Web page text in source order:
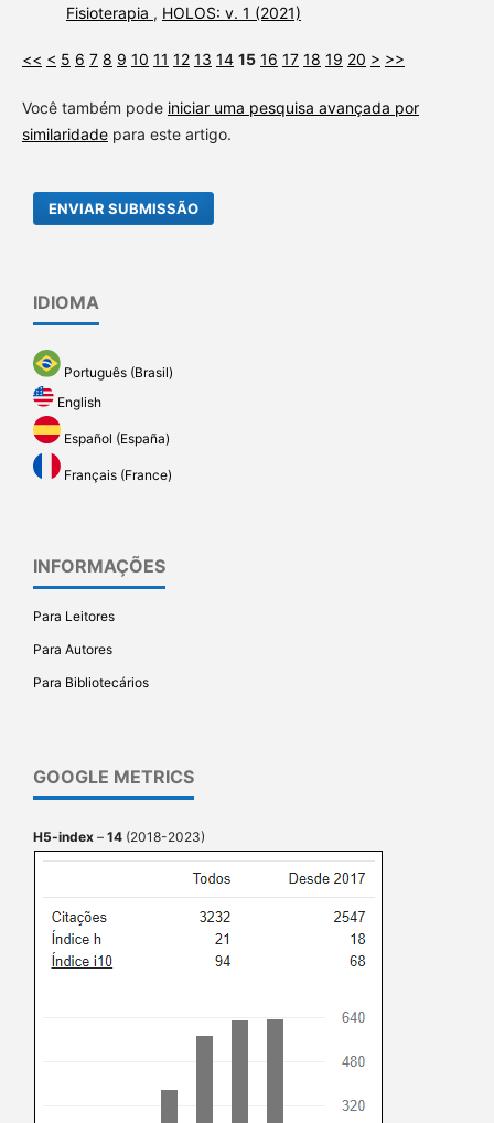
Fisioterapia , HOLOS: v. 1 (2021)
<< < 5 6 7 8 9 10 11 12 13 14 15 16 17 18 19 20 > >>
Você também pode iniciar uma pesquisa avançada por
similaridadepara este artigo.
ENVIAR SUBMISSÃO
IDIOMA
Português (Brasil)
English
Español (España)
Français (France)
INFORMAÇÕES
Para Leitores
Para Autores
Para Bibliotecários
GOOGLE METRICS
H5-index – 14 (2018-2023)